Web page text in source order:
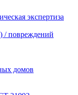
экспертиза
/ повреждений
домов